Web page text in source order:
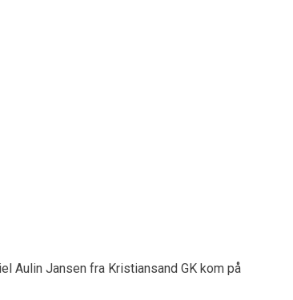
Aulin Jansen fra Kristiansand GK kom på